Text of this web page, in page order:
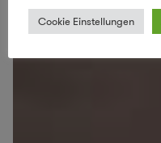
Cookie Einstellungen